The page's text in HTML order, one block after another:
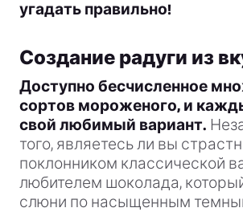
угадать правильно!
Создание радуги из
Доступно бесчисленное
сортов мороженого, и
свой любимый вариант.
того, являетесь ли вы
поклонником классической
любителем шоколада,
слюни по насыщенным